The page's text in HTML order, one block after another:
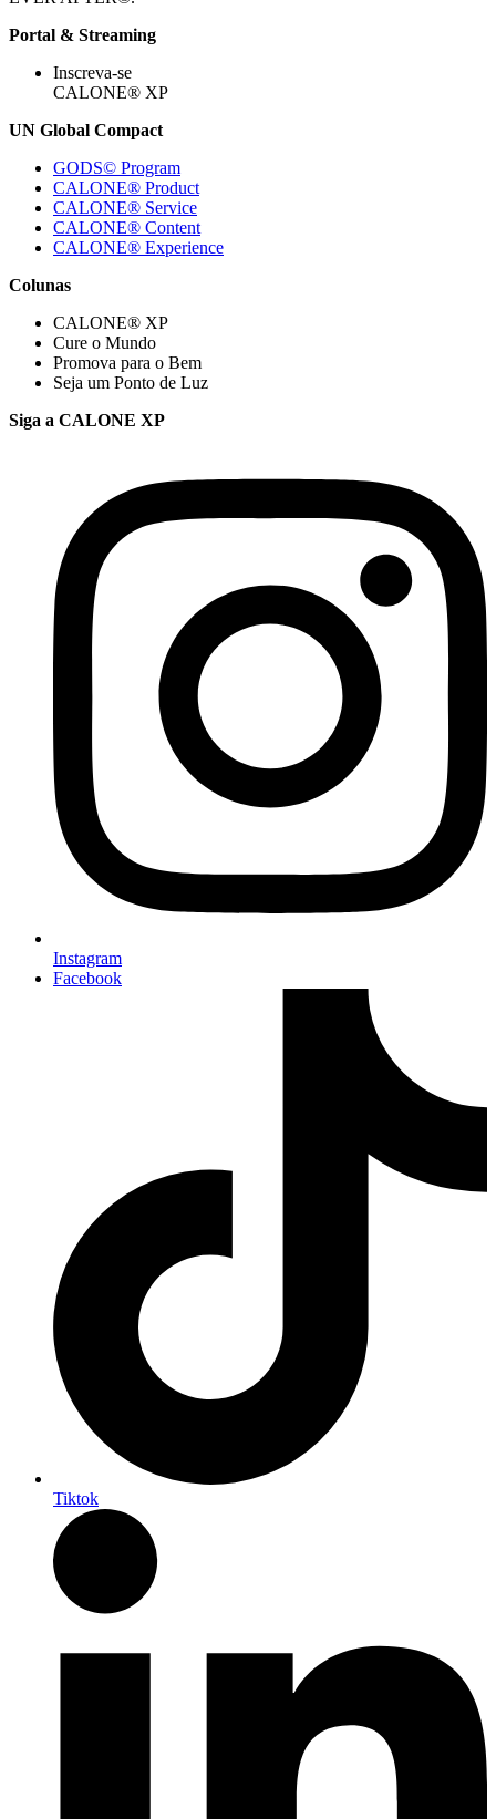
Portal & Streaming
Inscreva-se
CALONE® XP
UN Global Compact
GODS© Program
CALONE® Product
CALONE® Service
CALONE® Content
CALONE® Experience
Colunas
CALONE® XP
Cure o Mundo
Promova para o Bem
Seja um Ponto de Luz
Siga a CALONE XP
Instagram
Facebook
Tiktok